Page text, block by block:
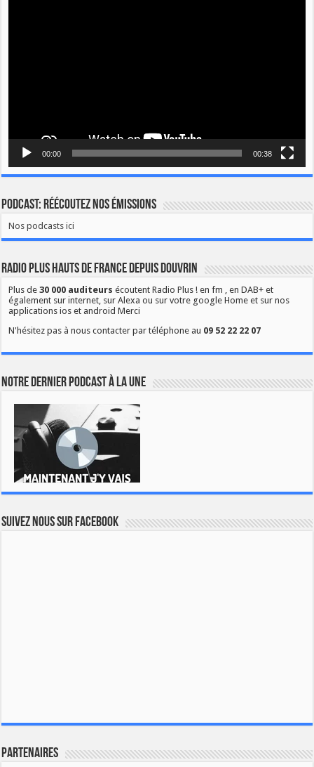
00:00 00:38
Podcast: Réécoutez nos émissions
Nos podcasts ici
Radio Plus Hauts de France depuis Douvrin
Plus de30 000 auditeurs écoutent Radio Plus ! en fm , en DAB+ et
également sur internet, sur Alexa ou sur votre google Home et sur nos
applications ios et android Merci
N'hésitez pas à nous contacter par téléphone au 09 52 22 22 07
Notre dernier podcast à la une
Suivez nous sur Facebook
Partenaires